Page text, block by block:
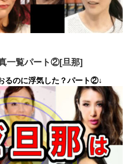
一覧パート②[旦那]
るのに浮気した？パート②↓